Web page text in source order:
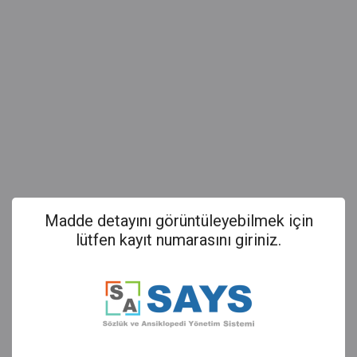
Madde detayını görüntüleyebilmek için
lütfen kayıt numarasını giriniz.